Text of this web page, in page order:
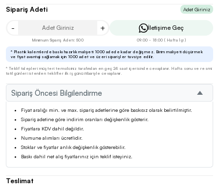
Sipariş Öncesi Bilgilendirme
Fiyat aralığı min. ve max. sipariş adetlerine göre baskısız olarak belirtilmiştir.
Sipariş adetine göre indirim oranları değişkenlik gösterir.
Fiyatlara KDV dahil değildir.
Numune alımları ücretlidir.
Stoklar ve fiyatlar anlık değişkenlik gösterebilir.
Baskı dahil net alış fiyatlarınız için teklif isteyiniz.
Sipariş Adeti Adet Giriniz
- +
Minimum Sipariş Adeti: 500
İletişime Geç
09:00 - 18:00 ( Hafta İçi )
* Plastik kalemlerde baskı hazırlık maliyeti 1000 adede kadar değişmez. Birim maliyeti düşürmek
ve fiyat avantajı sağlamak için 1000 adet ve üzeri siparişler tavsiye edilir.
* Teklif talepleri müşteri temsilciniz tarafından en geç 24 saat içerisinde cevaplanır. Hafta sonu ve resmi
tatil günleri istenilen teklifler ilk iş günü itibariyle cevaplanır.
Teslimat